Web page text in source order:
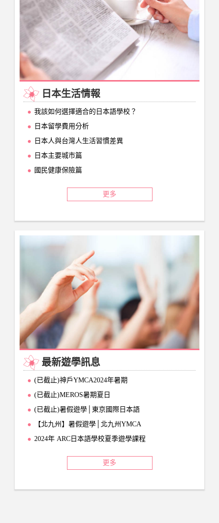
日本生活情報
我該如何選擇適合的日本語學校？
日本留學費用分析
日本人與台灣人生活習慣差異
日本主要城市篇
國民健康保險篇
更多
最新遊學訊息
(已截止)神戶YMCA2024年暑期
(已截止)MEROS暑期夏日
(已截止)暑假遊學│東京國際日本語
【北九州】暑假遊學│北九州YMCA
2024年 ARC日本語學校夏季遊學課程
更多